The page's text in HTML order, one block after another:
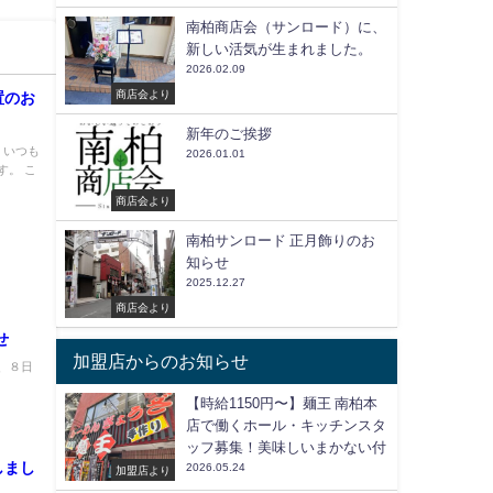
のお
つも
。 こ
８日
まし
商店会より
南柏商店会（サンロード）に、
新しい活気が生まれました。
2026.02.09
商店会より
新年のご挨拶
2026.01.01
商店会より
南柏サンロード 正月飾りのお
知らせ
2025.12.27
加盟店からのお知らせ
加盟店より
【時給1150円〜】麺王 南柏本
店で働くホール・キッチンスタ
ッフ募集！美味しいまかない付
2026.05.24